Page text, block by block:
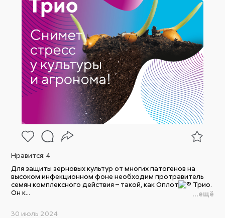
Нравится:4
Для защиты зерновых культур от многих патогенов на
высоком инфекционном фоне необходим протравитель
семян комплексного действия – такой, как Оплот
Трио.
Он к...
...ещё
30 июль 2024